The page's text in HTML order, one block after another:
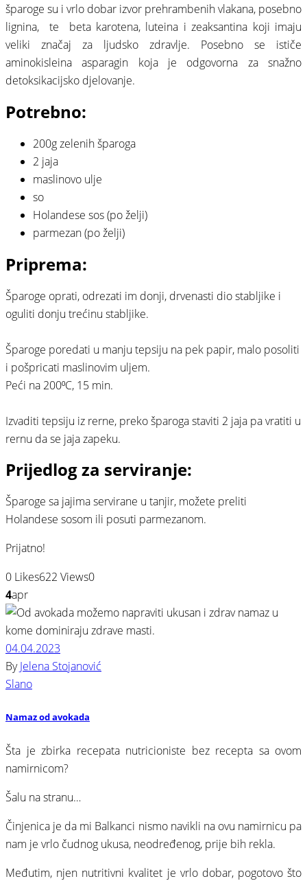
šparoge su i vrlo dobar izvor prehrambenih vlakana, posebno
lignina, te beta karotena, luteina i zeaksantina koji imaju
veliki značaj za ljudsko zdravlje. Posebno se ističe
aminokisleina asparagin koja je odgovorna za snažno
detoksikacijsko djelovanje.
Potrebno:
200g zelenih šparoga⠀
2 jaja⠀
maslinovo ulje⠀
so
Holandese sos (po želji)
parmezan (po želji)
Priprema:⠀
Šparoge oprati, odrezati im donji, drvenasti dio stabljike i
oguliti donju trećinu stabljike.⠀
Šparoge poredati u manju tepsiju na pek papir, malo posoliti
i pošpricati maslinovim uljem.⠀
Peći na 200⁰C, 15 min.⠀
Izvaditi tepsiju iz rerne, preko šparoga staviti 2 jaja pa vratiti u
rernu da se jaja zapeku.⠀
Prijedlog za serviranje:
Šparoge sa jajima servirane u tanjir, možete preliti
Holandese sosom ili posuti parmezanom.⠀
Prijatno!
0 Likes622 Views0
4apr
04.04.2023
ByJelena Stojanović
Slano
Namaz od avokada
Šta je zbirka recepata nutricioniste bez recepta sa ovom
namirnicom?
Šalu na stranu…
Činjenica je da mi Balkanci nismo navikli na ovu namirnicu pa
nam je vrlo čudnog ukusa, neodređenog, prije bih rekla.
Međutim, njen nutritivni kvalitet je vrlo dobar, pogotovo što